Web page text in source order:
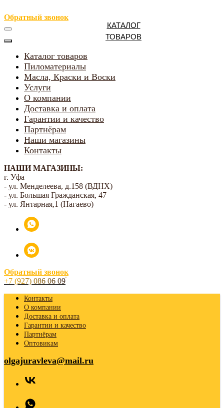
Обратный звонок
Каталог товаров
Пиломатериалы
Масла, Краски и Воски
Услуги
О компании
Доставка и оплата
Гарантии и качество
Партнёрам
Наши магазины
Контакты
НАШИ МАГАЗИНЫ:
г. Уфа
- ул. Менделеева, д.158 (ВДНХ)
- ул. Большая Гражданская, 47
- ул. Янтарная,1 (Нагаево)
Обратный звонок
+7 (927) 086 06 09
Контакты
О компании
Доставка и оплата
Гарантии и качество
Партнёрам
Оптовикам
olgajuravleva@mail.ru
КАТАЛОГ
ТОВАРОВ